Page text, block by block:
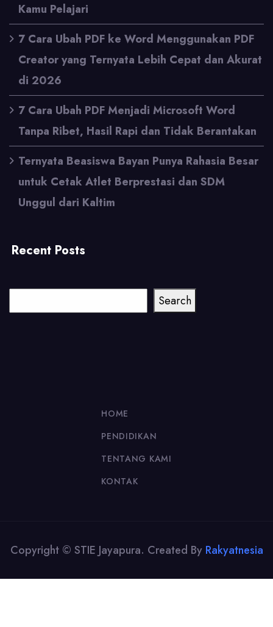
Kamu Pelajari
7 Cara Ubah PDF ke Word Menggunakan PDF
Creator yang Ternyata Lebih Cepat dan Akurat
di 2026
7 Cara Ubah PDF Menjadi Microsoft Word
Tanpa Ribet, Hasil Rapi dan Tidak Berantakan
Ternyata Beasiswa Bayan Punya Rahasia Besar
untuk Cetak Atlet Berprestasi dan SDM
Unggul dari Kaltim
Recent Posts
Search
HOME
PENDIDIKAN
TENTANG KAMI
KONTAK
Copyright © STIE Jayapura. Created By Rakyatnesia